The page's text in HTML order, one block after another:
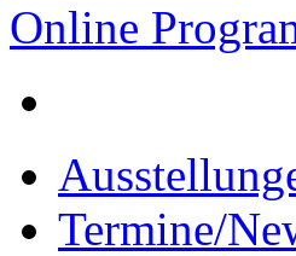
Online
Termine/